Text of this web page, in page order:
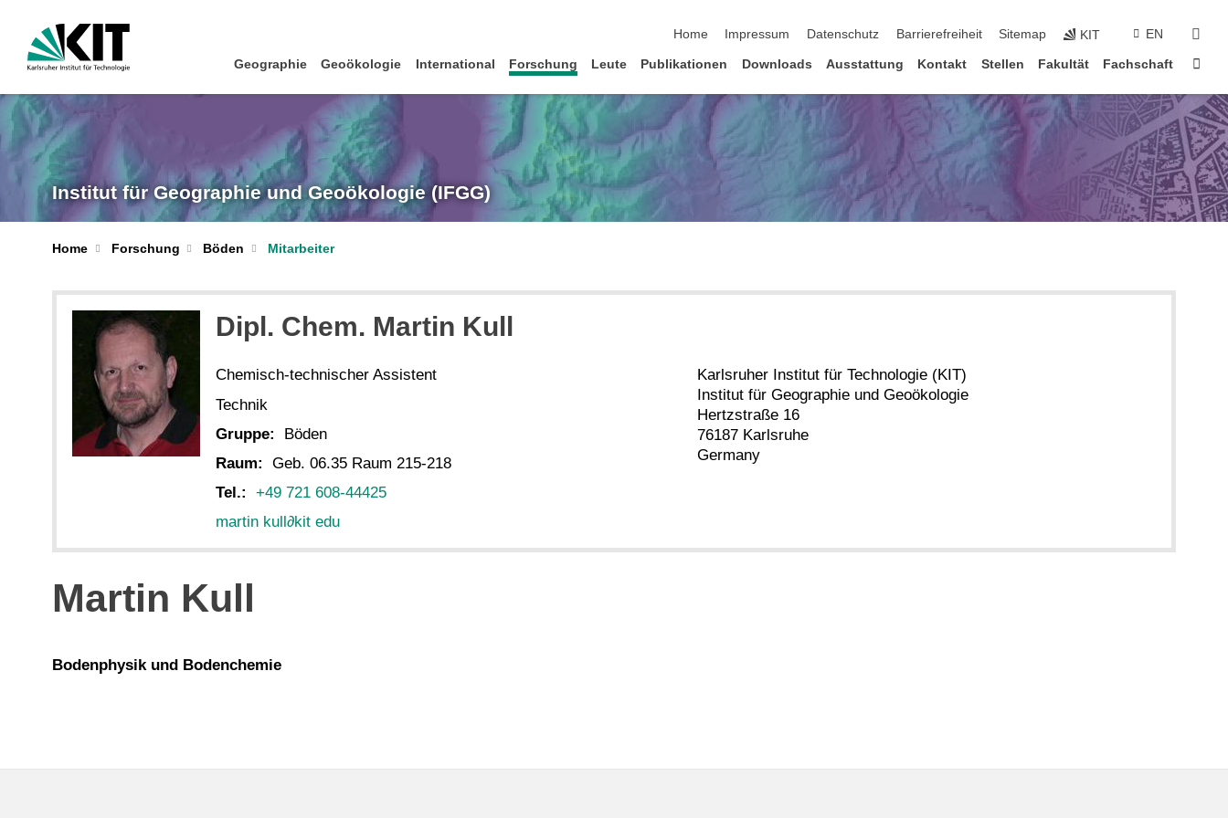
Home
Impressum Datenschutz Barrierefreiheit Sitemap KIT EN
Geographie Geoökologie International Forschung Leute Publikationen Downloads Ausstattung Kontakt Stellen Fakultät Fachschaft
Institut für Geographie und Geoökologie (IFGG)
Home Forschung Böden Mitarbeiter
Dipl. Chem. Martin Kull
Chemisch-technischer Assistent
Technik
Gruppe:
Böden
Raum:
Geb. 06.35 Raum 215-218
Tel.:
+49 721 608-44425
martin kull ∂kit edu
Karlsruher Institut für Technologie (KIT)
Institut für Geographie und Geoökologie
Hertzstraße 16
76187 Karlsruhe
Germany
Martin Kull
Bodenphysik und Bodenchemie